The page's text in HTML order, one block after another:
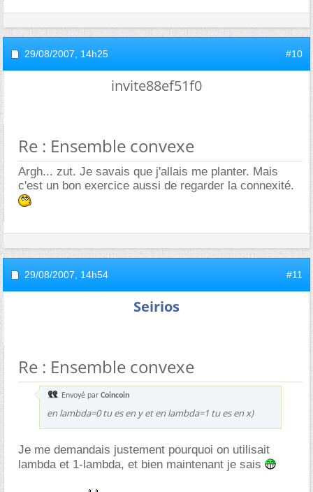
29/08/2007, 14h25 #10
invite88ef51f0
Re : Ensemble convexe
Argh... zut. Je savais que j'allais me planter. Mais
c'est un bon exercice aussi de regarder la connexité.
29/08/2007, 14h54 #11
Seirios
Re : Ensemble convexe
Envoyé par Coincoin
en lambda=0 tu es en y et en lambda=1 tu es en x)
Je me demandais justement pourquoi on utilisait
lambda et 1-lambda, et bien maintenant je sais